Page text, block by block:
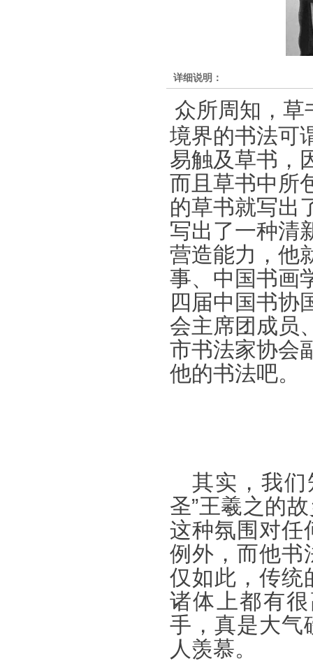
详细说明：
众所周知，草
境界的书法可
易触及草书，
而且草书中所
的草书就写出
写出了一种清
营造能力，他
事、中国书画
四届中国书协
会主席团成员
市书法家协会
他的书法吧。
其实，我们
圣”王羲之的
这种氛围对任
例外，而他书
仅如此，传统
诸体上都有
手，真是大气
人羡慕。